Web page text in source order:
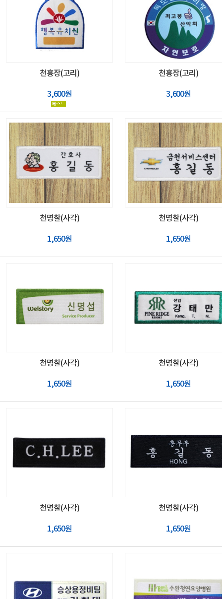
천흉장(고리)
3,600원
천흉장(고리)
3,600원
천명찰(사각)
1,650원
천명찰(사각)
1,650원
천명찰(사각)
1,650원
천명찰(사각)
1,650원
천명찰(사각)
1,650원
천명찰(사각)
1,650원